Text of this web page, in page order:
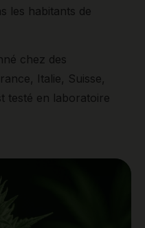
les habitants de
chez des
Italie, Suisse,
testé en laboratoire